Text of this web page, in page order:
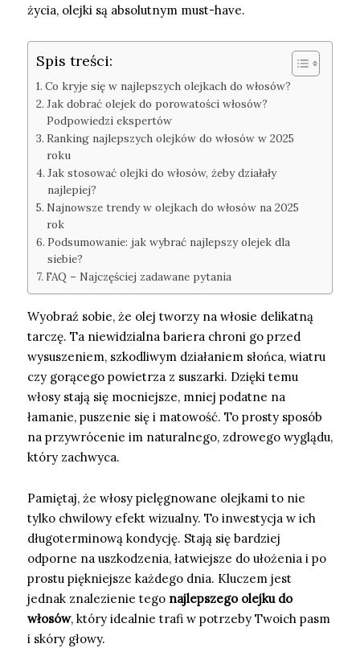
życia, olejki są absolutnym must-have.
Spis treści:
Co kryje się w najlepszych olejkach do włosów?
Jak dobrać olejek do porowatości włosów?
Podpowiedzi ekspertów
Ranking najlepszych olejków do włosów w 2025
roku
Jak stosować olejki do włosów, żeby działały
najlepiej?
Najnowsze trendy w olejkach do włosów na 2025
rok
Podsumowanie: jak wybrać najlepszy olejek dla
siebie?
FAQ – Najczęściej zadawane pytania
Wyobraź sobie, że olej tworzy na włosie delikatną
tarczę. Ta niewidzialna bariera chroni go przed
wysuszeniem, szkodliwym działaniem słońca, wiatru
czy gorącego powietrza z suszarki. Dzięki temu
włosy stają się mocniejsze, mniej podatne na
łamanie, puszenie się i matowość. To prosty sposób
na przywrócenie im naturalnego, zdrowego wyglądu,
który zachwyca.
Pamiętaj, że włosy pielęgnowane olejkami to nie
tylko chwilowy efekt wizualny. To inwestycja w ich
długoterminową kondycję. Stają się bardziej
odporne na uszkodzenia, łatwiejsze do ułożenia i po
prostu piękniejsze każdego dnia. Kluczem jest
jednak znalezienie tego najlepszego olejku do
włosów, który idealnie trafi w potrzeby Twoich pasm
i skóry głowy.